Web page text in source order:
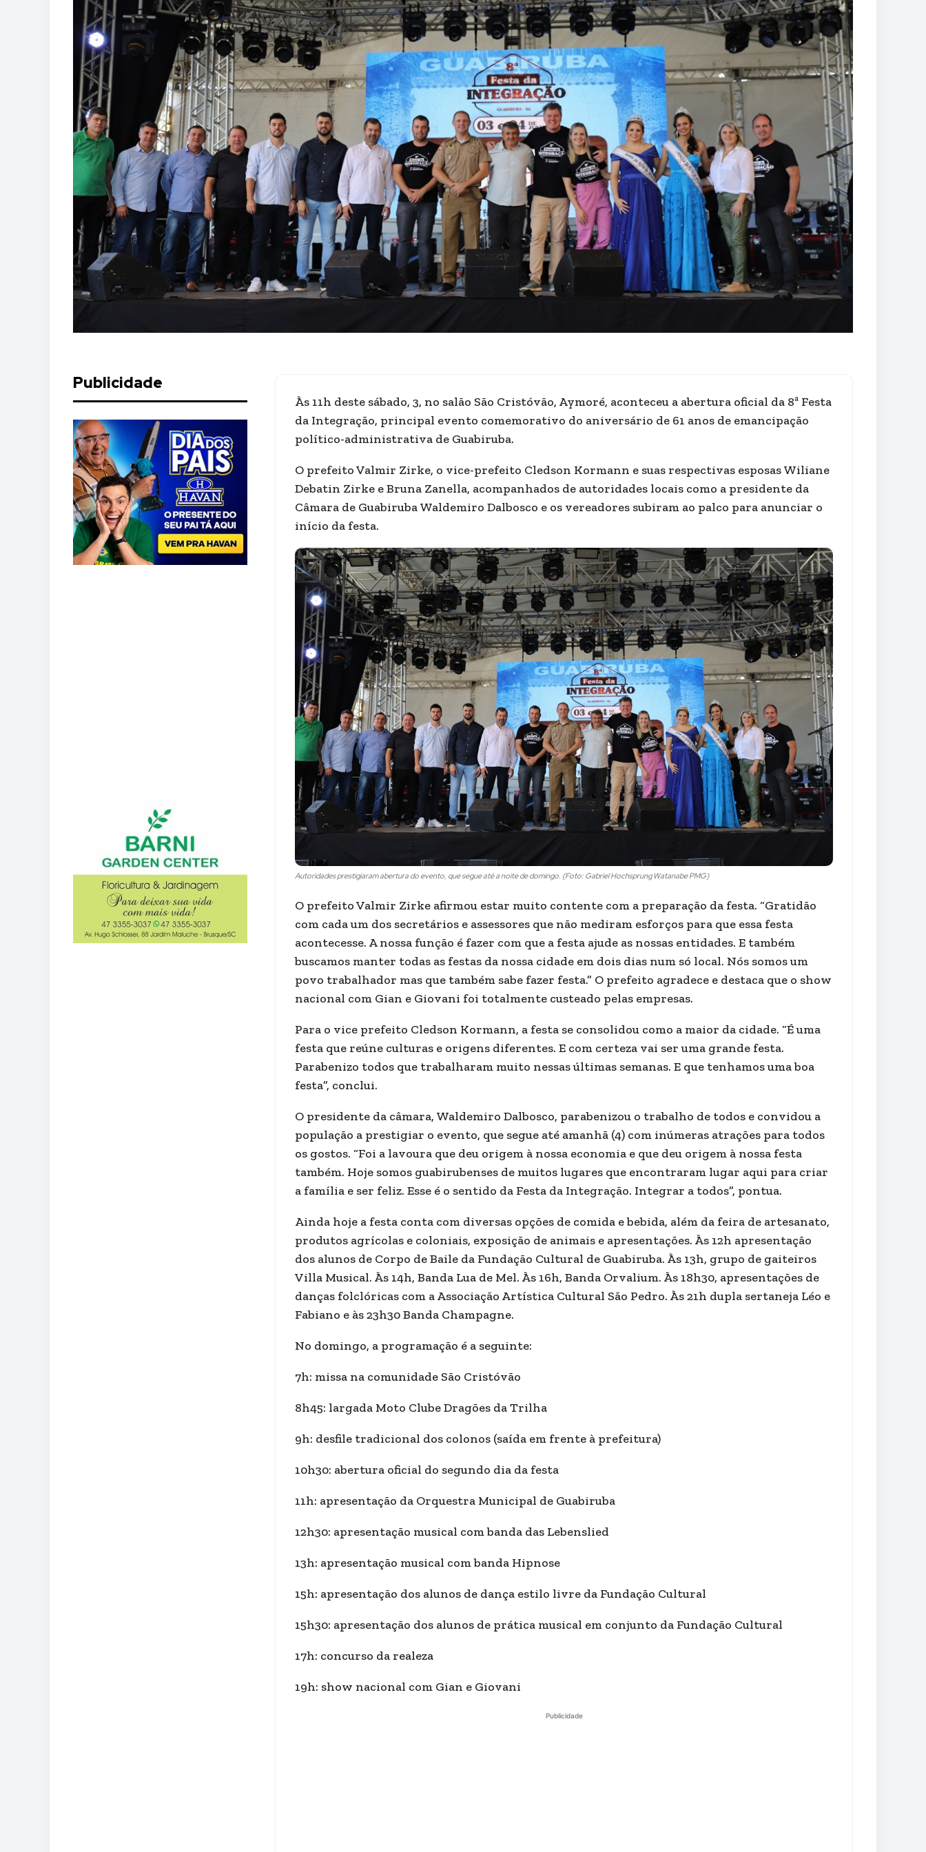
Publicidade
Às 11h deste sábado, 3, no salão São Cristóvão, Aymoré, aconteceu a abertura oficial da 8ª Festa
da Integração, principal evento comemorativo do aniversário de 61 anos de emancipação
político-administrativa de Guabiruba.
O prefeito Valmir Zirke, o vice-prefeito Cledson Kormann e suas respectivas esposas Wiliane
Debatin Zirke e Bruna Zanella, acompanhados de autoridades locais como a presidente da
Câmara de Guabiruba Waldemiro Dalbosco e os vereadores subiram ao palco para anunciar o
início da festa.
Autoridades prestigiaram abertura do evento, que segue até a noite de domingo. (Foto: Gabriel Hochsprung Watanabe PMG)
O prefeito Valmir Zirke afirmou estar muito contente com a preparação da festa. “Gratidão
com cada um dos secretários e assessores que não mediram esforços para que essa festa
acontecesse. A nossa função é fazer com que a festa ajude as nossas entidades. E também
buscamos manter todas as festas da nossa cidade em dois dias num só local. Nós somos um
povo trabalhador mas que também sabe fazer festa.” O prefeito agradece e destaca que o show
nacional com Gian e Giovani foi totalmente custeado pelas empresas.
Para o vice prefeito Cledson Kormann, a festa se consolidou como a maior da cidade. “É uma
festa que reúne culturas e origens diferentes. E com certeza vai ser uma grande festa.
Parabenizo todos que trabalharam muito nessas últimas semanas. E que tenhamos uma boa
festa”, conclui.
O presidente da câmara, Waldemiro Dalbosco, parabenizou o trabalho de todos e convidou a
população a prestigiar o evento, que segue até amanhã (4) com inúmeras atrações para todos
os gostos. “Foi a lavoura que deu origem à nossa economia e que deu origem à nossa festa
também. Hoje somos guabirubenses de muitos lugares que encontraram lugar aqui para criar
a família e ser feliz. Esse é o sentido da Festa da Integração. Integrar a todos”, pontua.
Ainda hoje a festa conta com diversas opções de comida e bebida, além da feira de artesanato,
produtos agrícolas e coloniais, exposição de animais e apresentações. Às 12h apresentação
dos alunos de Corpo de Baile da Fundação Cultural de Guabiruba. Às 13h, grupo de gaiteiros
Villa Musical. Às 14h, Banda Lua de Mel. Às 16h, Banda Orvalium. Às 18h30, apresentações de
danças folclóricas com a Associação Artística Cultural São Pedro. Às 21h dupla sertaneja Léo e
Fabiano e às 23h30 Banda Champagne.
No domingo, a programação é a seguinte:
7h: missa na comunidade São Cristóvão
8h45: largada Moto Clube Dragões da Trilha
9h: desfile tradicional dos colonos (saída em frente à prefeitura)
10h30: abertura oficial do segundo dia da festa
11h: apresentação da Orquestra Municipal de Guabiruba
12h30: apresentação musical com banda das Lebenslied
13h: apresentação musical com banda Hipnose
15h: apresentação dos alunos de dança estilo livre da Fundação Cultural
15h30: apresentação dos alunos de prática musical em conjunto da Fundação Cultural
17h: concurso da realeza
19h: show nacional com Gian e Giovani
Publicidade